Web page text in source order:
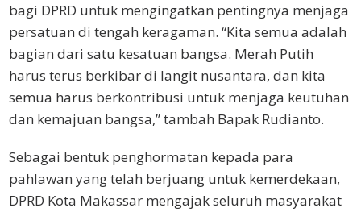
bagi DPRD untuk mengingatkan pentingnya menjaga
persatuan di tengah keragaman. “Kita semua adalah
bagian dari satu kesatuan bangsa. Merah Putih
harus terus berkibar di langit nusantara, dan kita
semua harus berkontribusi untuk menjaga keutuhan
dan kemajuan bangsa,” tambah Bapak Rudianto.
Sebagai bentuk penghormatan kepada para
pahlawan yang telah berjuang untuk kemerdekaan,
DPRD Kota Makassar mengajak seluruh masyarakat